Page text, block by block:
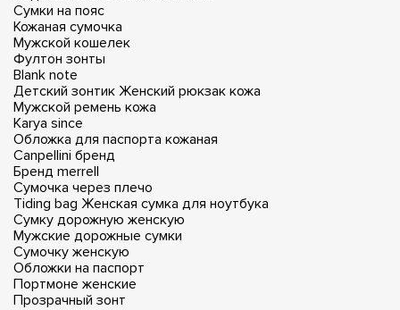
Сумки на пояс
Кожаная сумочка
Мужской кошелек
Фултон зонты
Blank note
Детский зонтик Женский рюкзак кожа
Мужской ремень кожа
Karya since
Обложка для паспорта кожаная
Canpellini бренд
Бренд merrell
Сумочка через плечо
Tiding bag Женская сумка для ноутбука
Сумку дорожную женскую
Мужские дорожные сумки
Сумочку женскую
Обложки на паспорт
Портмоне женские
Прозрачный зонт